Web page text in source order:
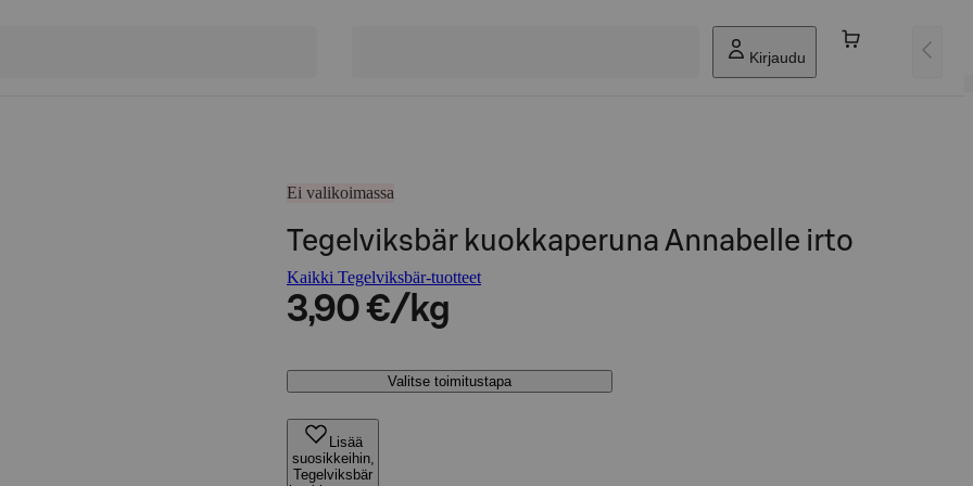
Kirjaudu
Ei valikoimassa
Tegelviksbär kuokkaperuna Annabelle irto
Kaikki Tegelviksbär-tuotteet
3,90 €/kg
Valitse toimitustapa
Lisää
suosikkeihin,
Tegelviksbär